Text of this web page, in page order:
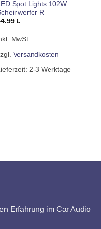
Spot Lights 102W
R
€
MwSt.
Versandkosten
2-3 Werktage
Erfahrung im Car Audio